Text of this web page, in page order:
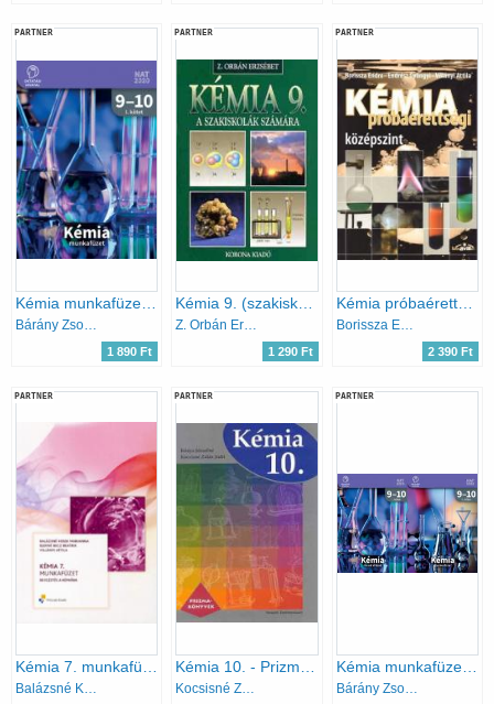
PARTNER
Bárány Zsolt - Hotziné Pócsi Anikó - Marchis Valér
1 890 Ft
PARTNER
Z. Orbán Erzsébet
1 290 Ft
PARTNER
Kémia próbaérettségi - középszint
Borissza Endre; Endrész Gyöngyi; Villányi Attila
2 390 Ft
PARTNER PARTNER PARTNER
Kémia munkafüzet 9-10 I-II.
Bárány Zsolt - Hotziné Pócsi Anikó - Marchis Valér Várallyainé - Balázs Judit